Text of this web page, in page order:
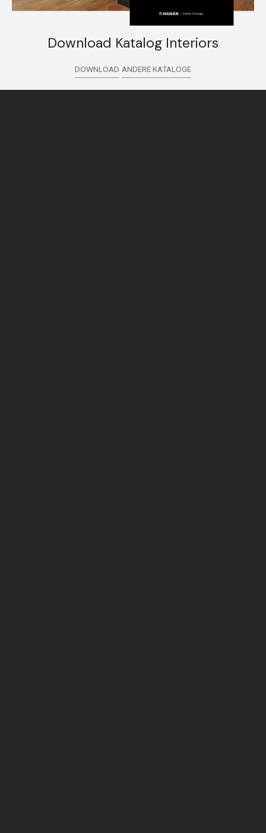
Download Katalog Interiors
DOWNLOAD ANDERE KATALOGE